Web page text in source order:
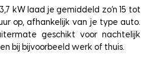
kW laad je gemiddeld zo’n 15 tot
op, afhankelijk van je type auto.
geschikt voor nachtelijk
bij bijvoorbeeld werk of thuis.